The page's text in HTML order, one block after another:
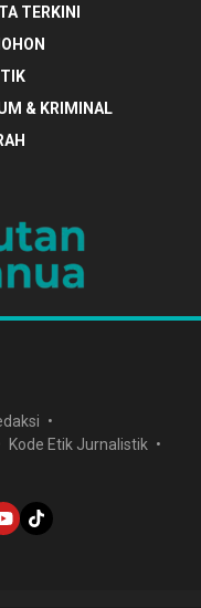
TERKINI
& KRIMINAL
Kode Etik Jurnalistik